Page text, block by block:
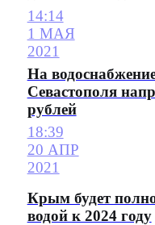
14:14
1 МАЯ
2021
На
Севастополя
рублей
18:39
20 АПР
2021
Крым будет
водой к 2024 году